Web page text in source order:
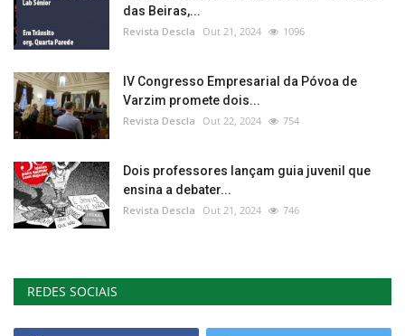
das Beiras,...
Revista Descla Out 21, 2024 1096
IV Congresso Empresarial da Póvoa de
Varzim promete dois...
Revista Descla Out 22, 2024 754
Dois professores lançam guia juvenil que
ensina a debater...
Revista Descla Out 21, 2024 746
REDES SOCIAIS